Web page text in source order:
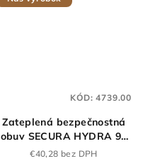
Zateplená bezpečnostná
obuv SECURA HYDRA 91
255 Z S2 čierna
€40,28 bez DPH
KÓD:4739.00